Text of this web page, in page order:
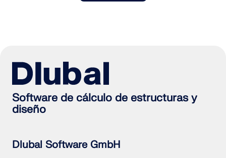
Software de cálculo de estructuras y
diseño
Dlubal Software GmbH